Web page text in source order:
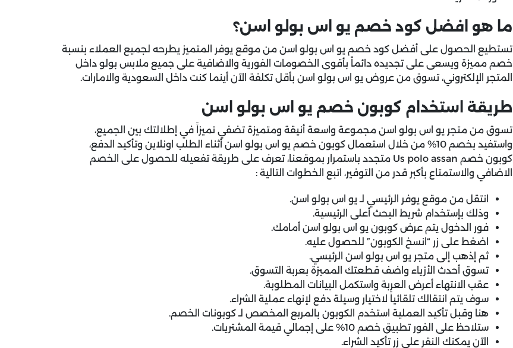
ما هو افضل كود خصم يو اس بولو اسن؟
تستطيع الحصول على أفضل كود خصم يو اس بولو اسن من موقع يوفر
المتميز يطرحه لجميع العملاء بنسبة
خصم مميزة ويسعى على تجديده دائماً بأقوى الخصومات الفورية والاضافية على جميع ملابس بولو داخل
المتجر الإلكتروني، تسوق من عروض يو اس بولو اسن بأقل تكلفة الآن أينما كنت داخل السعودية والامارات.
طريقة استخدام كوبون خصم يو اس بولو اسن
تسوق من متجر يو اس بولو اسن مجموعة واسعة أنيقة ومتميزة تضفي تميزاً في إطلالتك بين الجميع،
واستفيد بخصم 10% من خلال استعمال كوبون خصم يو اس بولو اسن أثناء الطلب اونلاين وتأكيد الدفع،
كوبون خصم Us polo assan متجدد باستمرار بموقعنا، تعرف على طريقة تفعيله للحصول على الخصم
الاضافي والاستمتاع بأكبر قدر من التوفير، اتبع الخطوات التالية :
انتقل من موقع يوفر الرئيسي لـ يو اس بولو اسن.
وذلك بإستخدام شريط البحث أعلى الرئيسية.
فور الدخول يتم عرض كوبون يو اس بولو اسن أمامك.
اضغط على زر “انسخ الكوبون” للحصول عليه.
ثم إذهب إلى متجر يو اس بولو اسن الرئيسي.
تسوق أحدث الأزياء واضف قطعتك المميزة بعربة التسوق.
عقب الانتهاء أعرض العربة واستكمل البيانات المطلوبة.
سوف يتم انتقالك تلقائياً لاختيار وسيلة دفع لإنهاء عملية الشراء.
هنا وقبل تأكيد العملية استخدم الكوبون بالمربع المخصص لـ كوبونات الخصم.
ستلاحظ على الفور تطبيق خصم 10% على إجمالي قيمة المشتريات.
الآن يمكنك النقر على زر تأكيد الشراء.